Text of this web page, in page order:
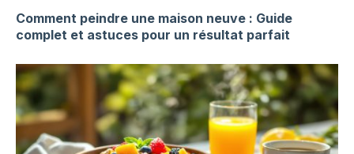
Comment peindre une maison neuve : Guide
complet et astuces pour un résultat parfait